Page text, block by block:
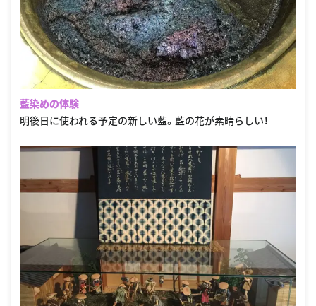
藍染めの体験
明後日に使われる予定の新しい藍。藍の花が素晴らしい！